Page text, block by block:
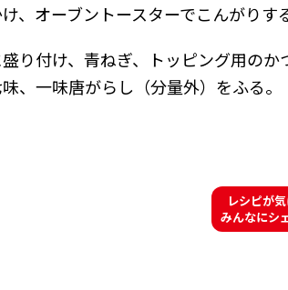
、オーブントースターでこんがりす
り付け、青ねぎ、トッピング用の
、一味唐がらし（分量外）をふる。
レシピが
みんなにシ